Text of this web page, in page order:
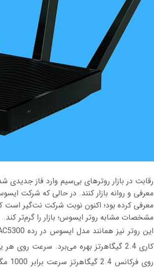
رقابت در بازار روترهای بی‌سیم وارد فاز
مشخصات مشابه روتر ایسوس؛ بازار را گرم‌تر کند.